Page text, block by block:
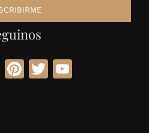
Instagram
Pinterest
Twitter